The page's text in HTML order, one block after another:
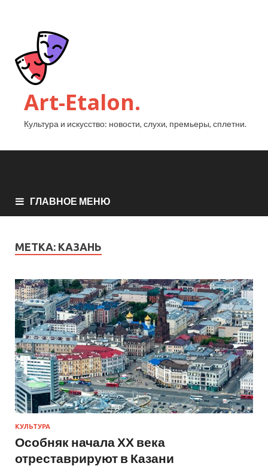
Art-Etalon.
Культура и искусство: новости, слухи, премьеры, сплетни.
ГЛАВНОЕ МЕНЮ
МЕТКА: КАЗАНЬ
КУЛЬТУРА
Особняк начала ХХ века
отреставрируют в Казани